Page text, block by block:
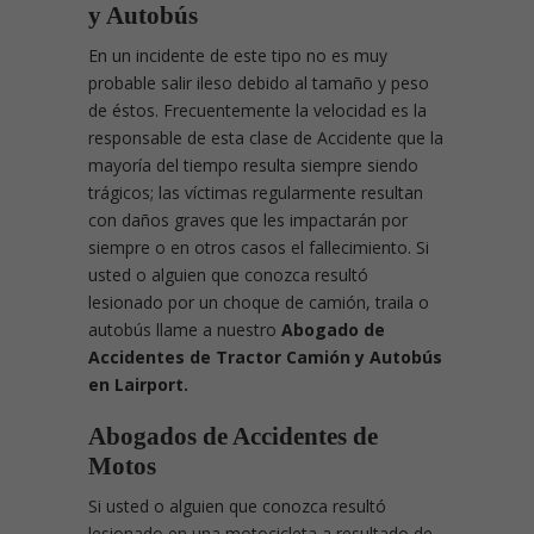
y Autobús
En un incidente de este tipo no es muy
probable salir ileso debido al tamaño y peso
de éstos. Frecuentemente la velocidad es la
responsable de esta clase de Accidente que la
mayoría del tiempo resulta siempre siendo
trágicos; las víctimas regularmente resultan
con daños graves que les impactarán por
siempre o en otros casos el fallecimiento. Si
usted o alguien que conozca resultó
lesionado por un choque de camión, traila o
autobús llame a nuestro Abogado de
Accidentes de Tractor Camión y Autobús
en Lairport.
Abogados de Accidentes de
Motos
Si usted o alguien que conozca resultó